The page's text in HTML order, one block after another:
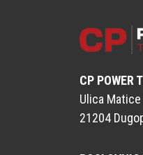
CP POWER
Ulica
21204